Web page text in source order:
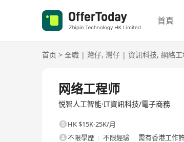
首頁
首页 > 全職 | 灣仔, 灣仔 | 資訊科技, 網絡
网络工程师
悦智人工智能·IT資訊科技/電子商務
HK $15K-25K/月
不限學歷
不限經驗
需有香港工作